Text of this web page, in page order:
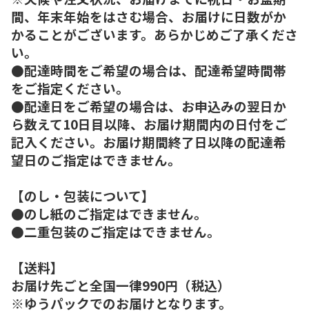
間、年末年始をはさむ場合、お届けに日数がか
かることがございます。あらかじめご了承くださ
い。
●配達時間をご希望の場合は、配達希望時間帯
をご指定ください。
●配達日をご希望の場合は、お申込みの翌日か
ら数えて10日目以降、お届け期間内の日付をご
記入ください。お届け期間終了日以降の配達希
望日のご指定はできません。
【のし・包装について】
●のし紙のご指定はできません。
●二重包装のご指定はできません。
【送料】
お届け先ごと全国一律990円（税込）
※ゆうパックでのお届けとなります。